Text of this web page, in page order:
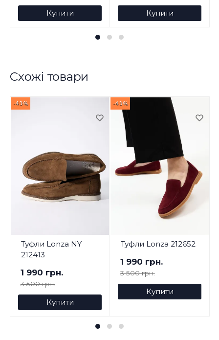
Купити Купити
Схожі товари
-43%
Туфли Lonza NY
212413
1 990 грн.
3 500 грн.
Купити
-43%
Туфли Lonza 212652
1 990 грн.
3 500 грн.
Купити